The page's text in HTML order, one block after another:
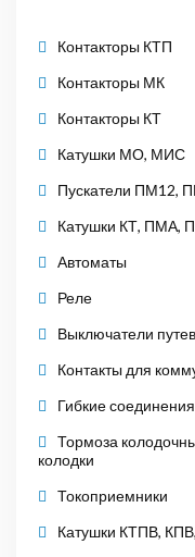
Контакторы КТП
Контакторы МК
Контакторы КТ
Катушки МО, МИС
Пускатели ПМ12,
Катушки КТ, ПМА,
Автоматы
Реле
Выключатели
Контакты для
Гибкие соединения
Тормоза
колодки
Токоприемники
Катушки КТПВ,